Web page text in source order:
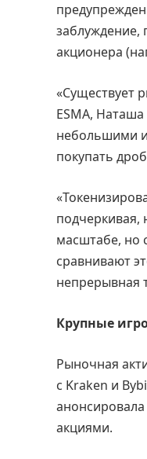
заблуждение,
акционера
«Существует
ESMA,
небольшими и
покупать
подчеркивая,
масштабе, но
сравнивают
непрерывная
Крупные
Рыночная
с Kraken и
акциями.